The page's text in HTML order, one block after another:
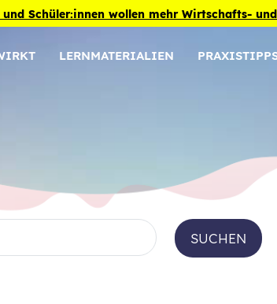
Schüler:innen wollen mehr Wirtschafts-
LERNMATERIALIEN
SUCHEN